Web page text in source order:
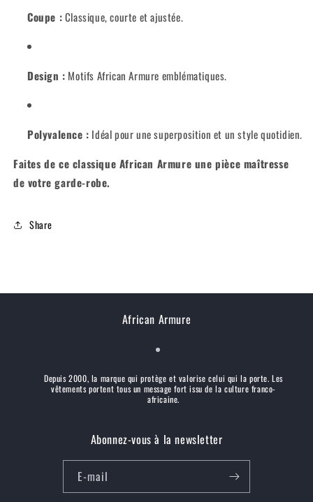
Coupe :Classique, courte et ajustée.
Design : Motifs African Armure emblématiques.
Polyvalence : Idéal pour une superposition et un style quotidien.
Faites de ce classique African Armure une pièce maîtresse
de votre garde-robe.
Share
African Armure
Depuis 2000, la marque qui protège et valorise celui qui la porte. Les
vêtements portent tous un message fort issu de la culture franco-
africaine.
Abonnez-vous à la newsletter
E-mail